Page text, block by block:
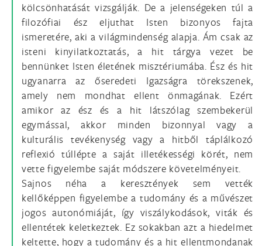
kölcsönhatását vizsgálják. De a jelenségeken túl a
filozófiai ész eljuthat Isten bizonyos fajta
ismeretére, aki a világmindenség alapja. Ám csak az
isteni kinyilatkoztatás, a hit tárgya vezet be
bennünket Isten életének misztériumába. Ész és hit
ugyanarra az őseredeti Igazságra törekszenek,
amely nem mondhat ellent önmagának. Ezért
amikor az ész és a hit látszólag szembekerül
egymással, akkor minden bizonnyal vagy a
kulturális tevékenység vagy a hitből táplálkozó
reflexió túllépte a saját illetékességi körét, nem
vette figyelembe saját módszere követelményeit.
Sajnos néha a keresztények sem vették
kellőképpen figyelembe a tudomány és a művészet
jogos autonómiáját, így viszálykodások, viták és
ellentétek keletkeztek. Ez sokakban azt a hiedelmet
keltette, hogy a tudomány és a hit ellentmondanak